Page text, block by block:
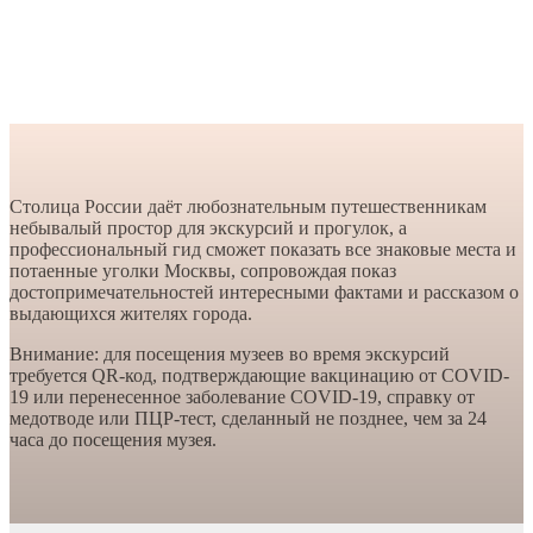
Столица России даёт любознательным путешественникам
небывалый простор для экскурсий и прогулок, а
профессиональный гид сможет показать все знаковые места и
потаенные уголки Москвы, сопровождая показ
достопримечательностей интересными фактами и рассказом о
выдающихся жителях города.
Внимание: для посещения музеев во время экскурсий
требуется QR-код, подтверждающие вакцинацию от COVID-
19 или перенесенное заболевание COVID-19, справку от
медотводе или ПЦР-тест, сделанный не позднее, чем за 24
часа до посещения музея.